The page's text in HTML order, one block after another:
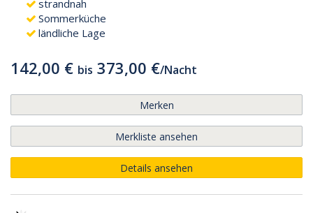
strandnah
Sommerküche
ländliche Lage
142,00 € bis 373,00 €/Nacht
Merken
Merkliste ansehen
Details ansehen